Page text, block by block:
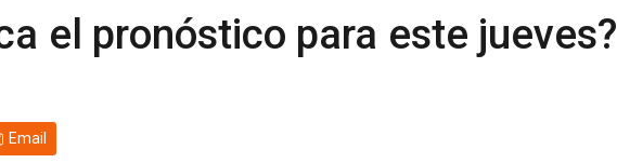
el pronóstico para este jueves?
Email